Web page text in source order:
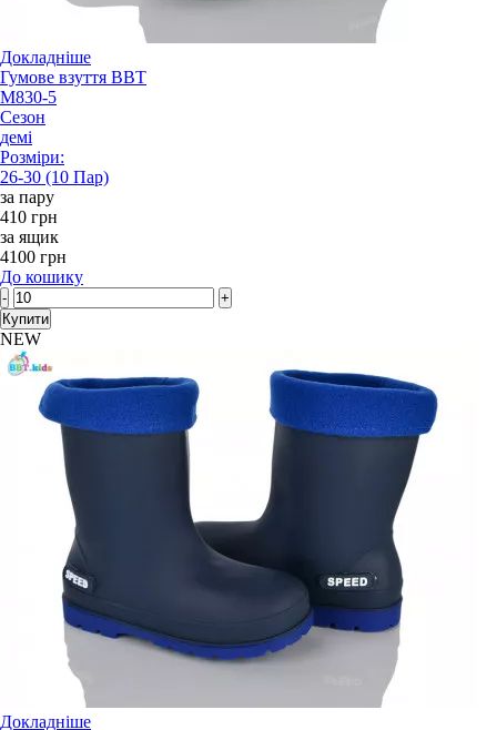
Докладніше
Гумове взуття BBT
M830-5
Сезон
демі
Розміри:
26-30 (10 Пар)
за пару
410 грн
за ящик
4100 грн
До кошику
-
+
Купити
NEW
Докладніше